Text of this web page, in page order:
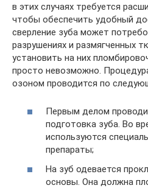
в этих случаях требуется
чтобы обеспечить удобный
сверление зуба может
разрушениях и размягченных
установить на них
просто невозможно.
озоном проводится по
Первым делом
подготовка зуба. Во
используются
препараты;
На зуб одевается
основы. Она должна